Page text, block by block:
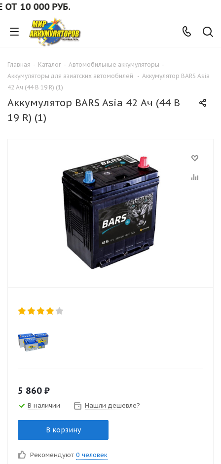
000 РУБ.
Главная - Каталог - Автомобильные аккумуляторы -
Аккумуляторы для азиатских автомобилей
- Аккумулятор BARS Asia
42 Ач (44 B 19 R) (1)
Аккумулятор BARS Asia 42 Ач (44 B
19 R) (1)
5 860 ₽
В наличии Нашли дешевле?
В корзину
Рекомендуют 0 человек